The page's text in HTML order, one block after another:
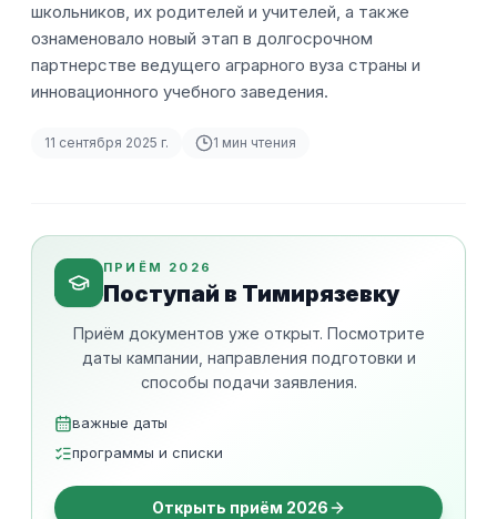
школьников, их родителей и учителей, а также
ознаменовало новый этап в долгосрочном
партнерстве ведущего аграрного вуза страны и
инновационного учебного заведения.
11 сентября 2025 г. 1 мин чтения
ПРИЁМ 2026
Поступай в Тимирязевку
Приём документов уже открыт. Посмотрите
даты кампании, направления подготовки и
способы подачи заявления.
важные даты
программы и списки
Открыть приём 2026